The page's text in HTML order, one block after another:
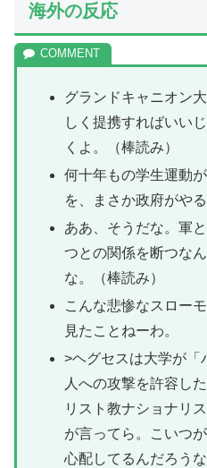
海外の反応
グランドキャニオン
しく提携すればいい
くよ。（棒読み）
何十年もの学生運動
を、まさか政府がやる
ああ、そうだな。軍
つとの関係を断つな
な。（棒読み）
こんな悲惨なスロー
見たことねーわ。
>ヘグセスは大学が「
人への攻撃を許容し
リスト教ナショナリ
が言ってら。こいつ
心配してるんだろう